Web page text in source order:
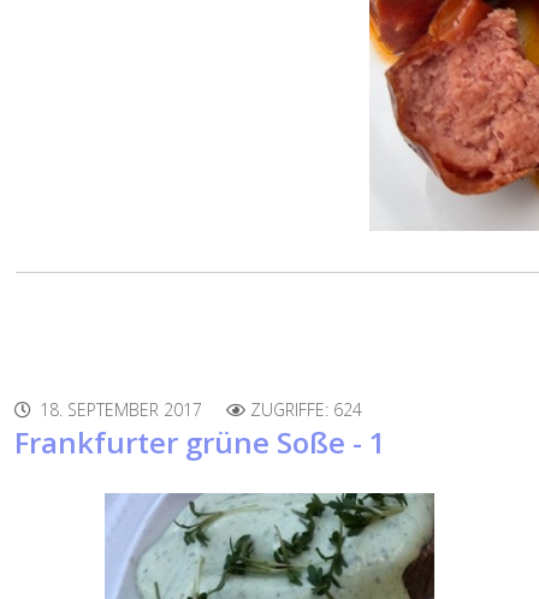
18. SEPTEMBER 2017 ZUGRIFFE: 624
Frankfurter grüne Soße - 1